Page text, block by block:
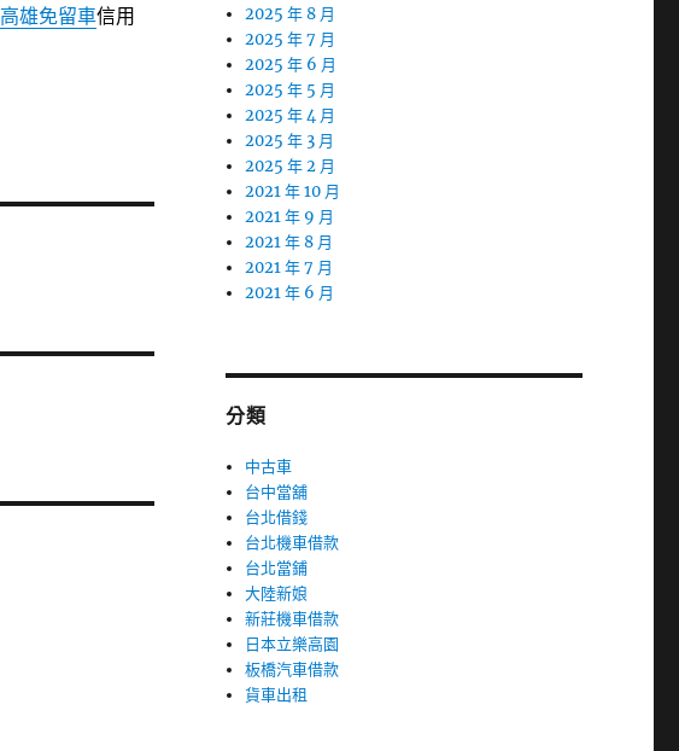
高雄免留車信用
2025 年 8 月
2025 年 7 月
2025 年 6 月
2025 年 5 月
2025 年 4 月
2025 年 3 月
2025 年 2 月
2021 年 10 月
2021 年 9 月
2021 年 8 月
2021 年 7 月
2021 年 6 月
分類
中古車
台中當舖
台北借錢
台北機車借款
台北當鋪
大陸新娘
新莊機車借款
日本立樂高園
板橋汽車借款
貨車出租